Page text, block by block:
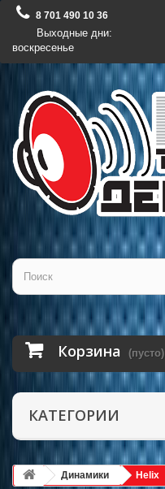
8 701 490 10 36
Выходные дни:
воскресенье
Корзина (пусто)
КАТЕГОРИИ
Динамики Helix